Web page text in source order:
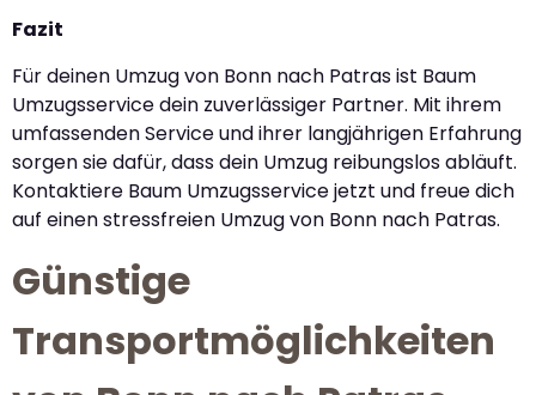
Fazit
Für deinen Umzug von Bonn nach Patras ist Baum
Umzugsservice dein zuverlässiger Partner. Mit ihrem
umfassenden Service und ihrer langjährigen Erfahrung
sorgen sie dafür, dass dein Umzug reibungslos abläuft.
Kontaktiere Baum Umzugsservice jetzt und freue dich
auf einen stressfreien Umzug von Bonn nach Patras.
Günstige
Transportmöglichkeiten